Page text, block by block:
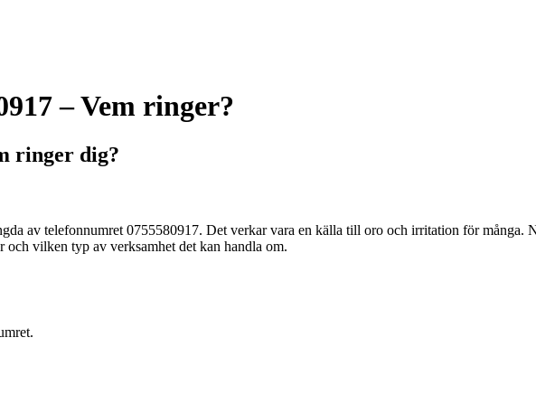
– Vem ringer?
ringer dig?
av telefonnumret 0755580917. Det verkar vara en källa till oro och irritation för många.
och vilken typ av verksamhet det kan handla om.